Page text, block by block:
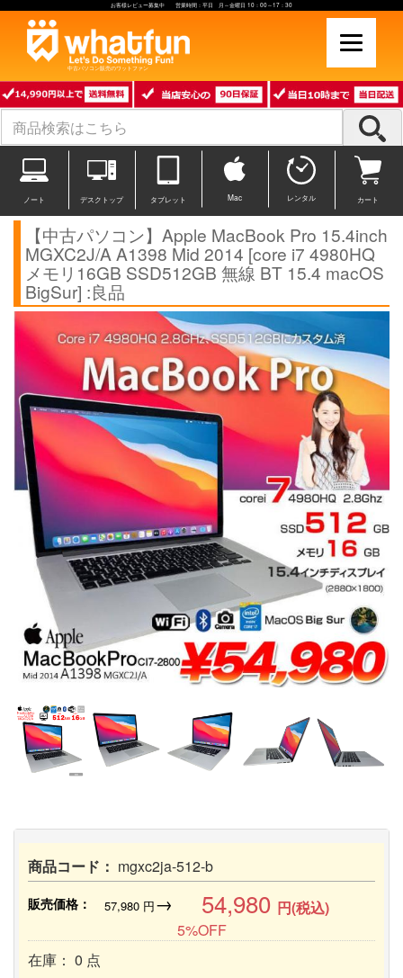
お客様レビュー募集中 営業時間：平日 月～金曜日 10：00～17：30
中古パソコン販売のワットファン
ノート デスクトップ タブレット Mac レンタル カート
【中古パソコン】Apple MacBook Pro 15.4inch
MGXC2J/A A1398 Mid 2014 [core i7 4980HQ
メモリ16GB SSD512GB 無線 BT 15.4 macOS
BigSur] :良品
商品コード： mgxc2ja-512-b
販売価格： 57,980円→ 54,980 円(税込)
5%OFF
在庫： 0 点